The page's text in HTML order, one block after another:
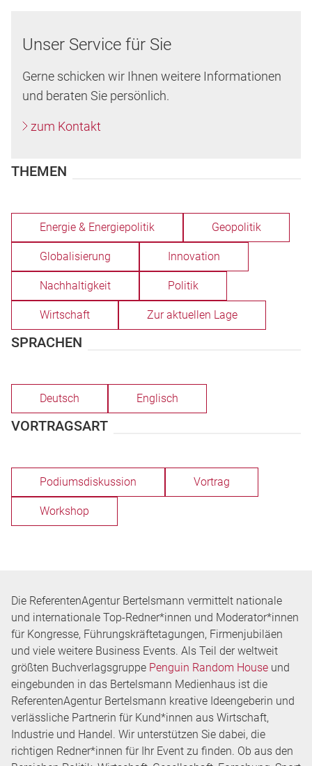
Unser Service für Sie
Gerne schicken wir Ihnen weitere Informationen
und beraten Sie persönlich.
zum Kontakt
THEMEN
Energie & Energiepolitik Geopolitik
Globalisierung Innovation
Nachhaltigkeit Politik
Wirtschaft Zur aktuellen Lage
SPRACHEN
Deutsch Englisch
VORTRAGSART
Podiumsdiskussion Vortrag
Workshop
Die ReferentenAgentur Bertelsmann vermittelt nationale
und internationale Top-Redner*innen und Moderator*innen
für Kongresse, Führungskräftetagungen, Firmenjubiläen
und viele weitere Business Events. Als Teil der weltweit
größten Buchverlagsgruppe Penguin Random House und
eingebunden in das Bertelsmann Medienhaus ist die
ReferentenAgentur Bertelsmann kreative Ideengeberin und
verlässliche Partnerin für Kund*innen aus Wirtschaft,
Industrie und Handel. Wir unterstützen Sie dabei, die
richtigen Redner*innen für Ihr Event zu finden. Ob aus den